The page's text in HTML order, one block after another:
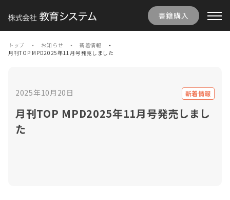
書籍購入
トップ お知らせ
新着情報
月刊TOP MPD2025年11月号発売しました
新着情報
2025年10月20日
月刊TOP MPD2025年11月号発売しまし
た